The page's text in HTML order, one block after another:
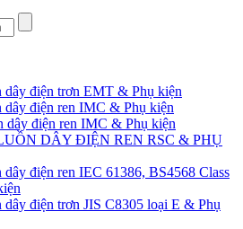
dây điện trơn EMT & Phụ kiện
dây điện ren IMC & Phụ kiện
dây điện ren IMC & Phụ kiện
DÂY ĐIỆN REN RSC & PHỤ
dây điện ren IEC 61386, BS4568 Class
dây điện trơn JIS C8305 loại E & Phụ